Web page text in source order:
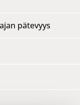
pätevyys